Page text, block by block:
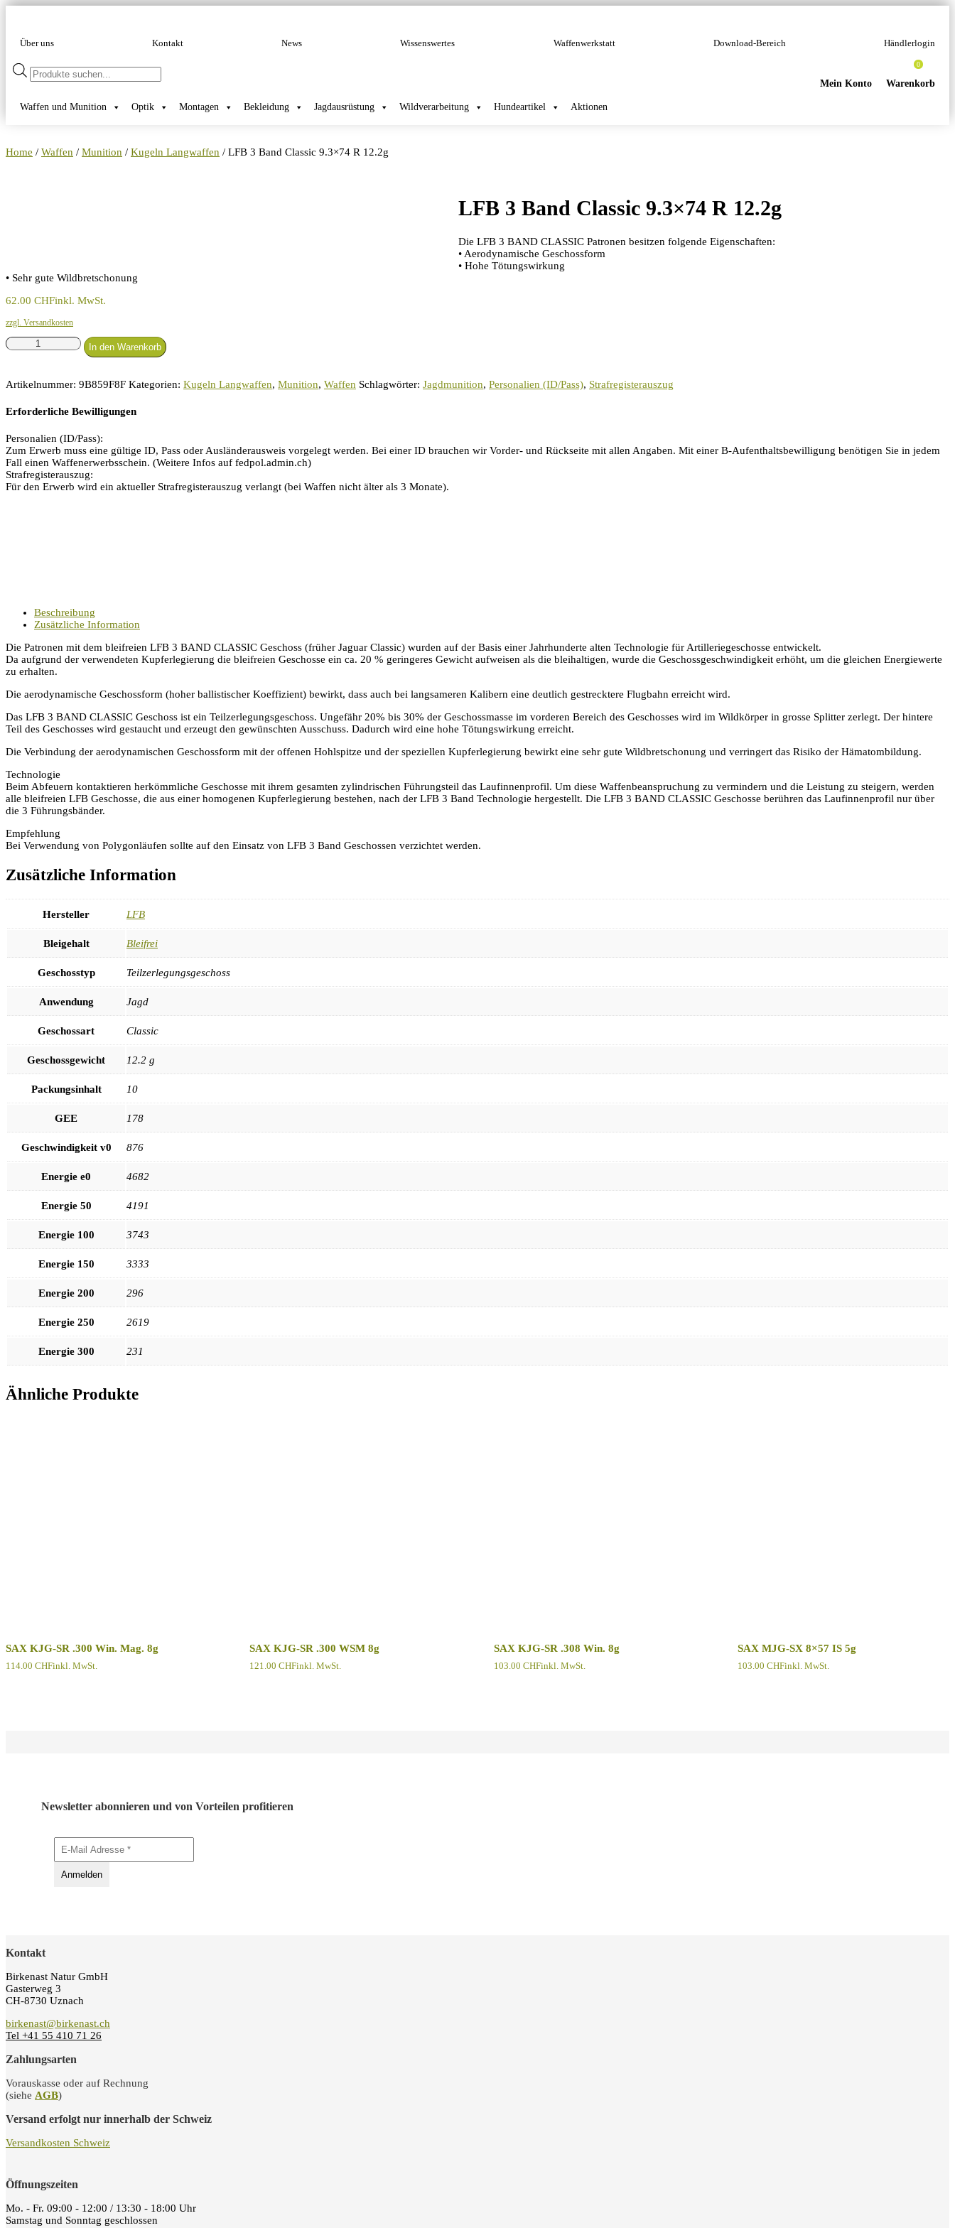
Über uns Kontakt News Wissenswertes Waffenwerkstatt Download-Bereich Händlerlogin
Warenkorb
0
Mein Konto
Products
search
Waffen und Munition Optik Montagen Bekleidung Jagdausrüstung Wildverarbeitung Hundeartikel Aktionen
Home / Waffen / Munition / Kugeln Langwaffen / LFB 3 Band Classic 9.3×74 R 12.2g
LFB 3 Band Classic 9.3×74 R 12.2g
Die LFB 3 BAND CLASSIC Patronen besitzen folgende Eigenschaften:
• Aerodynamische Geschossform
• Hohe Tötungswirkung
• Sehr gute Wildbretschonung
62.00 CHFinkl. MwSt.
zzgl. Versandkosten
LFB
3
9.3x74
12.2g
In den Warenkorb
Artikelnummer: 9B859F8F Kategorien: Kugeln Langwaffen, Munition, Waffen Schlagwörter: Jagdmunition, Personalien (ID/Pass), Strafregisterauszug
Erforderliche Bewilligungen
Personalien (ID/Pass):
Zum Erwerb muss eine gültige ID, Pass oder Ausländerausweis vorgelegt werden. Bei einer ID brauchen wir Vorder- und Rückseite mit allen Angaben. Mit einer B-Aufenthaltsbewilligung benötigen Sie in jedem
Fall einen Waffenerwerbsschein. (Weitere Infos auf fedpol.admin.ch)
Strafregisterauszug:
Für den Erwerb wird ein aktueller Strafregisterauszug verlangt (bei Waffen nicht älter als 3 Monate).
Beschreibung
Zusätzliche Information
Die Patronen mit dem bleifreien LFB 3 BAND CLASSIC Geschoss (früher Jaguar Classic) wurden auf der Basis einer Jahrhunderte alten Technologie für Artilleriegeschosse entwickelt.
Da aufgrund der verwendeten Kupferlegierung die bleifreien Geschosse ein ca. 20 % geringeres Gewicht aufweisen als die bleihaltigen, wurde die Geschossgeschwindigkeit erhöht, um die gleichen Energiewerte
zu erhalten.
Die aerodynamische Geschossform (hoher ballistischer Koeffizient) bewirkt, dass auch bei langsameren Kalibern eine deutlich gestrecktere Flugbahn erreicht wird.
Das LFB 3 BAND CLASSIC Geschoss ist ein Teilzerlegungsgeschoss. Ungefähr 20% bis 30% der Geschossmasse im vorderen Bereich des Geschosses wird im Wildkörper in grosse Splitter zerlegt. Der hintere
Teil des Geschosses wird gestaucht und erzeugt den gewünschten Ausschuss. Dadurch wird eine hohe Tötungswirkung erreicht.
Die Verbindung der aerodynamischen Geschossform mit der offenen Hohlspitze und der speziellen Kupferlegierung bewirkt eine sehr gute Wildbretschonung und verringert das Risiko der Hämatombildung.
Technologie
Beim Abfeuern kontaktieren herkömmliche Geschosse mit ihrem gesamten zylindrischen Führungsteil das Laufinnenprofil. Um diese Waffenbeanspruchung zu vermindern und die Leistung zu steigern, werden
alle bleifreien LFB Geschosse, die aus einer homogenen Kupferlegierung bestehen, nach der LFB 3 Band Technologie hergestellt. Die LFB 3 BAND CLASSIC Geschosse berühren das Laufinnenprofil nur über
die 3 Führungsbänder.
Empfehlung
Bei Verwendung von Polygonläufen sollte auf den Einsatz von LFB 3 Band Geschossen verzichtet werden.
Zusätzliche Information
Hersteller LFB
Bleigehalt Bleifrei
Geschosstyp Teilzerlegungsgeschoss
Anwendung Jagd
Geschossart Classic
Geschossgewicht 12.2 g
Packungsinhalt 10
GEE 178
Geschwindigkeit v0 876
Energie e0 4682
Energie 50 4191
Energie 100 3743
Energie 150 3333
Energie 200 296
Energie 250 2619
Energie 300 231
Ähnliche Produkte
SAX KJG-SR .300 Win. Mag. 8g
114.00 CHFinkl. MwSt.
SAX KJG-SR .300 WSM 8g
121.00CHFinkl. MwSt.
SAX KJG-SR .308 Win. 8g
103.00 CHFinkl. MwSt.
SAX MJG-SX 8×57 IS 5g
103.00 CHFinkl. MwSt.
Newsletter abonnieren und von Vorteilen profitieren
Kontakt
Birkenast Natur GmbH
Gasterweg 3
CH-8730 Uznach
birkenast@birkenast.ch
Tel +41 55 410 71 26
Zahlungsarten
Vorauskasse oder auf Rechnung
(siehe AGB)
Versand erfolgt nur innerhalb der Schweiz
Versandkosten Schweiz
Öffnungszeiten
Mo. - Fr. 09:00 - 12:00 / 13:30 - 18:00 Uhr
Samstag und Sonntag geschlossen